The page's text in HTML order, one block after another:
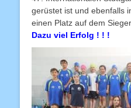
gerüstet ist und ebenfalls
einen Platz auf dem
Dazu viel Erfolg ! ! !